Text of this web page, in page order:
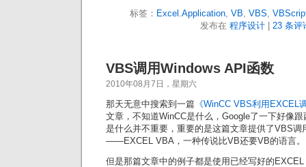
标签： Excel.Application, VB, VBS,
发布在 程序设计 23 条评
VBS调用Windows API函数
2010年08月7日，星期六
那天无意中搜索到一篇 《WinCC VBS利用EXCEL
文章，不知道WinCC是什么，Google了一下好像
是什么并不重要，重要的是这篇文章提供了VBS调
——EXCEL VBA，一种传说比VB还要VB的语言。
但是那篇文章中的例子都是使用已经写好的